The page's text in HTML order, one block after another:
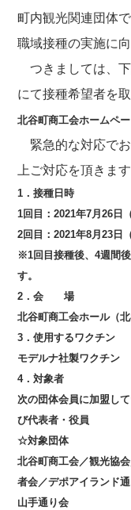
町内観光関連団体
職域接種の実施に
つきましては、
にて接種希望者を
北谷町商工会ホームペ
緊急的な対応で
上ご対応を頂きま
1．接種日時
1回目：2021年7月26日
2回目：2021年8月23日
※1回目接種後、4週間
す。
2．会 場
北谷町商工会ホール（北
3．使用するワクチン
モデルナ社製ワクチン
4．対象者
次の団体会員に加盟し
び代表者・役員
☆対象団体
北谷町商工会／観光協
者会／デポアイランド
山手通り会